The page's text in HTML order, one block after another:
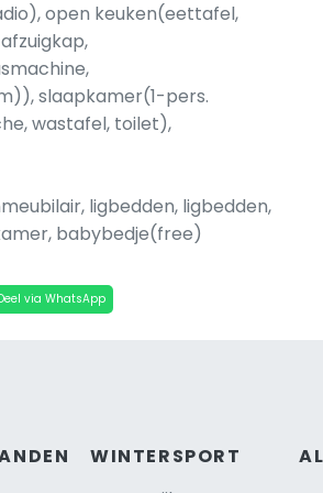
open keuken(eettafel,
slaapkamer(1-pers.
wastafel, toilet),
ligbedden, ligbedden,
babybedje(free)
via WhatsApp
WINTERSPORT